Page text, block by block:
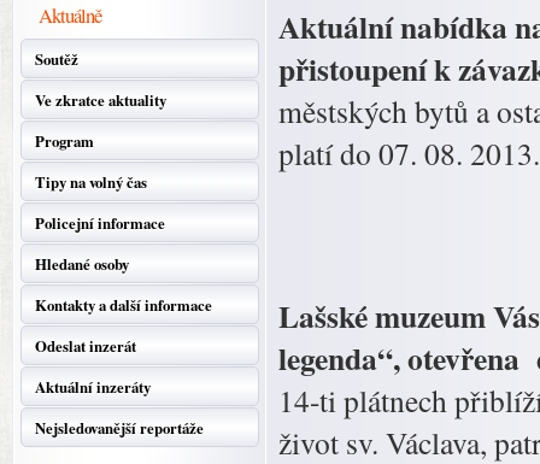
Aktuálně
Soutěž
Ve zkratce aktuality
Program
Tipy na volný čas
Policejní informace
Hledané osoby
Kontakty a další informace
Odeslat inzerát
Aktuální inzeráty
Nejsledovanější reportáže
Aktuální nabídka
přistoupení k
městských bytů a
platí do 07. 08. 2013.
Lašské muzeum
legenda“, otevřena
14-ti plátnech
život sv. Václava,